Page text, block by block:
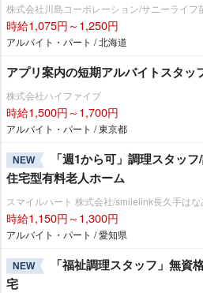
株式会社川島コーポレーション/サニーライフ
時給1,075円～1,250円
アルバイト・パート / 北海道
アプリ案内の短期アルバイトスタッ
株式会社ハイファイブ
時給1,500円～1,700円
アルバイト・パート / 東京都
NEW
「週1から可」調理スタッ
住宅型有料老人ホーム
スマイルハート 株式会社/smilelink長久手はな
時給1,150円～1,300円
アルバイト・パート / 愛知県
NEW
「福祉調理スタッフ」無資
宅